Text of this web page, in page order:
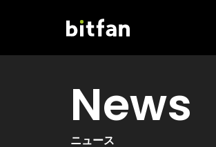
News
ニュース